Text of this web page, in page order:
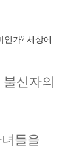
인가? 세상에
신자의
들을